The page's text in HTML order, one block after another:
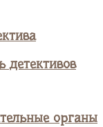
детективов
органы